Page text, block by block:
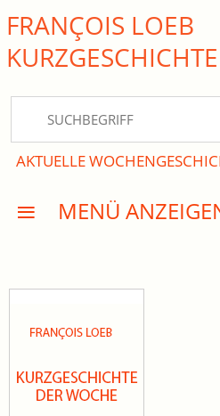
close Submenü
KURZGESCHICHTEN
DREISATZROMANE
PRESSE
FRANÇOIS LOEB
AKTUELLE
MENÜ